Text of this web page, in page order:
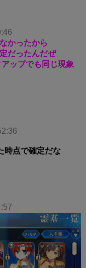
かったから
だったんだぜ
ップでも同じ現象
時点で確定だな